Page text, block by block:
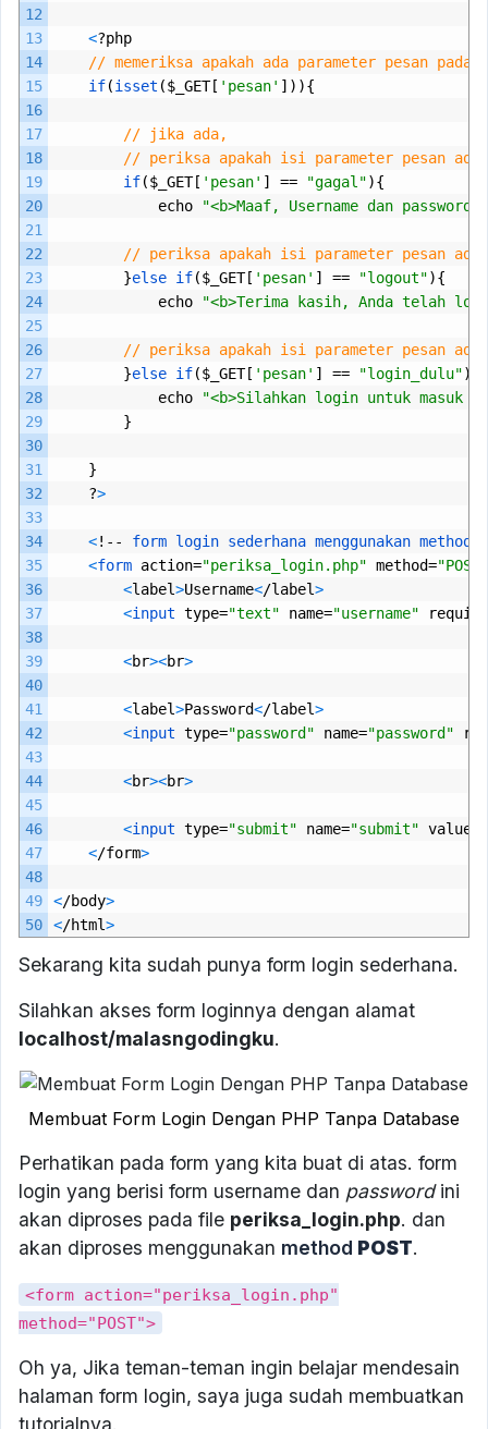
12
13
14
15
16
17
18
19
20
21
22
23
24
25
26
27
28
29
30
31
32
33
34
35
36
37
38
39
40
41
42
43
44
45
46
47
48
49
50
<?php
// memeriksa apakah ada parameter pesan pada
if(isset ($ _GET[ 'pesan' ])){
// jika ada,
// periksa apakah isi parameter pesan
if($ _GET[ 'pesan' ] == "gagal"){
echo
"<b>Maaf, Username dan
// periksa apakah isi parameter pesan
}else if($ _GET[ 'pesan' ] == "logout"){
echo
"<b>Terima kasih, Anda telah
// periksa apakah isi parameter pesan
}else if($ _GET[ 'pesan' ] == "login_dulu"){
echo
"<b>Silahkan login untuk masuk
}
}
?>
<!-- form login sederhana menggunakan method
<form action="periksa_login.php" method="POST"
<label>Username</label>
<input type="text" name="username"
<br><br>
<label>Password</label>
<input type="password" name="password"
<br><br>
<input type="submit" name="submit" value
</form>
</body>
</html>
Sekarang kita sudah punya form login sederhana.
Silahkan akses form loginnya dengan alamat
localhost/malasngodingku.
Membuat Form Login Dengan PHP Tanpa Database
Perhatikan pada form yang kita buat di atas. form
login yang berisi form username dan passwordini
akan diproses pada file periksa_login.php. dan
akan diproses menggunakan method POST.
<form action="periksa_login.php"
method="POST">
Oh ya, Jika teman-teman ingin belajar mendesain
halaman form login, saya juga sudah membuatkan
tutorialnya.